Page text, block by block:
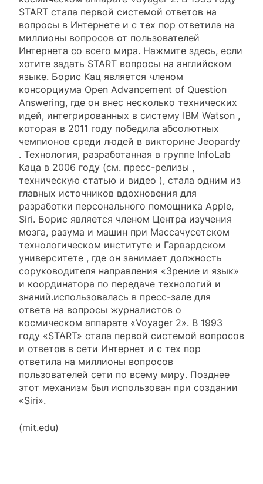
START стала первой системой ответов на
вопросы в Интернете и с тех пор ответила на
миллионы вопросов от пользователей
Интернета со всего мира. Нажмите здесь, если
хотите задать START вопросы на английском
языке. Борис Кац является членом
консорциума Open Advancement of Question
Answering, где он внес несколько технических
идей, интегрированных в систему IBM Watson ,
которая в 2011 году победила абсолютных
чемпионов среди людей в викторине Jeopardy
. Технология, разработанная в группе InfoLab
Каца в 2006 году (см. пресс-релизы ,
техническую статью и видео ), стала одним из
главных источников вдохновения для
разработки персонального помощника Apple,
Siri. Борис является членом Центра изучения
мозга, разума и машин при Массачусетском
технологическом институте и Гарвардском
университете , где он занимает должность
соруководителя направления «Зрение и язык»
и координатора по передаче технологий и
знаний.использовалась в пресс-зале для
ответа на вопросы журналистов о
космическом аппарате «Voyager 2». В 1993
году «START» стала первой системой вопросов
и ответов в сети Интернет и с тех пор
ответила на миллионы вопросов
пользователей сети по всему миру. Позднее
этот механизм был использован при создании
«Siri».
(mit.edu)